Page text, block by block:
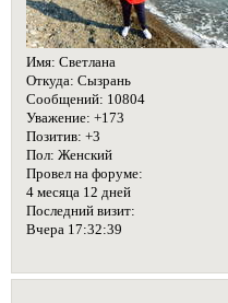
Имя: Светлана
Откуда: Сызрань
Сообщений: 10804
Уважение: +173
Позитив: +3
Пол: Женский
Провел на форуме:
4 месяца 12 дней
Последний визит:
Вчера 17:32:39